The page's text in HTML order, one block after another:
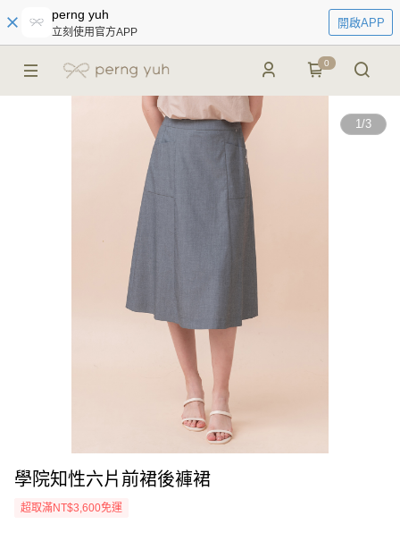
perng yuh
立刻使用官方APP
開啟APP
0
1/3
學院知性六片前裙後褲裙
超取滿NT$3,600免運